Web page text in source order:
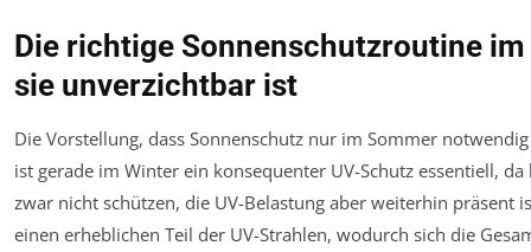
Die richtige Sonnenschutzroutine
sie unverzichtbar ist
Die Vorstellung, dass Sonnenschutz nur im Sommer
ist gerade im Winter ein konsequenter UV-Schutz essentiell,
zwar nicht schützen, die UV-Belastung aber weiterhin präsent
einen erheblichen Teil der UV-Strahlen, wodurch sich die